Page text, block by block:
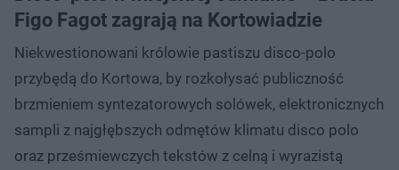
Figo Fagot zagrają na Kortowiadzie
Niekwestionowani królowie pastiszu disco-polo
przybędą do Kortowa, by rozkołysać publiczność
brzmieniem syntezatorowych solówek, elektronicznych
sampli z najgłębszych odmętów klimatu disco polo
oraz prześmiewczych tekstów z celną i wyrazistą